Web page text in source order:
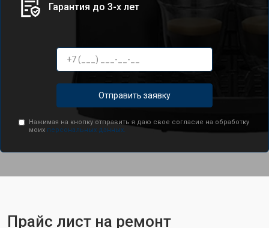
Гарантия до 3-х лет
Отправить заявку
Нажимая на кнопку отправить я даю свое согласие на обработку
моих персональных данных.
Прайс лист на ремонт